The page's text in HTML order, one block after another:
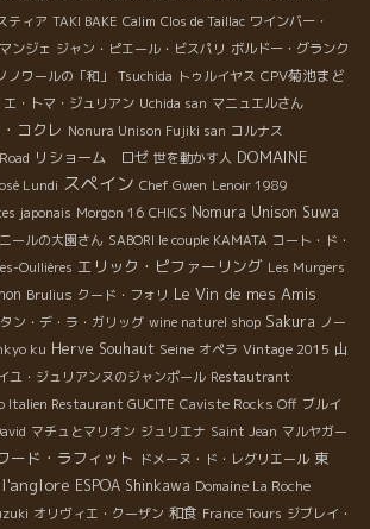
ティア TAKI BAKE Calim Clos de Taillac ワインバー・
ンジェ ジャン・ピエール・ビスパリ ボルドー・グランク
ノワールの「和」 Tsuchida トゥルイヤス CPV菊池まど
エ・トマ・ジュリアン Uchida san マニュエルさん
コクレ Nonura Unison Fujiki san コルナス
リショーム ロゼ 世を動かす人 DOMAINE
Lundi スペイン Chef Gwen Lenoir 1989
japonais Morgon 16 CHICS Nomura Unison Suwa
ールの大園さん SABORI le couple KAMATA コート・ド・
Oullières エリック・ピファーリング Les Murgers
Brulius クード・フォリ Le Vin de mes Amis
ン・デ・ラ・ガリッグ wine naturel shop Sakura ノー
ku Herve Souhaut Seine オペラ Vintage 2015 山
ユ・ジュリアンヌのジャンポール Restautrant
Italien Restaurant GUCITE Caviste Rocks Off ブルイ
マチュとマリオン ジュリエナ Saint Jean マルヤガー
ード・ラフィット ドメーヌ・ド・レグリエール 東
l'anglore ESPOA Shinkawa Domaine La Roche
オリヴィエ・クーザン 和食 France Tours ジブレイ・